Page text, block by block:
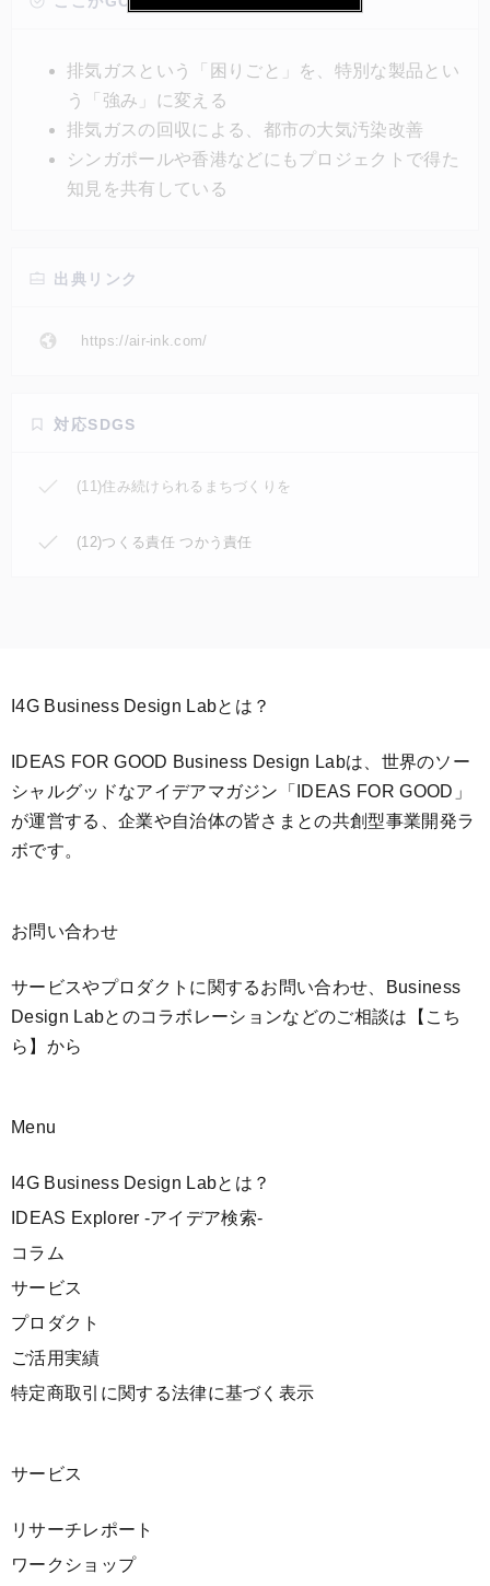
30ml分のAir-Inkペンを作ることができるという。ボー
トや煙突などにも活用可能だ。
排気ガスという「困りごと」を、特別な製品とい
う「強み」に変える
排気ガスの回収による、都市の大気汚染改善
シンガポールや香港などにもプロジェクトで得た
知見を共有している
出典リンク
https://air-ink.com/
対応SDGS
(11)住み続けられるまちづくりを
(12)つくる責任 つかう責任
I4G Business Design Labとは？
IDEAS FOR GOOD Business Design Labは、世界のソー
シャルグッドなアイデアマガジン「IDEAS FOR GOOD」
が運営する、企業や自治体の皆さまとの共創型事業開発ラ
ボです。
お問い合わせ
サービスやプロダクトに関するお問い合わせ、Business
Design Labとのコラボレーションなどのご相談は 【こち
ら】 から
Menu
I4G Business Design Labとは？
IDEAS Explorer -アイデア検索-
コラム
サービス
プロダクト
ご活用実績
特定商取引に関する法律に基づく表示
サービス
リサーチレポート
ワークショップ